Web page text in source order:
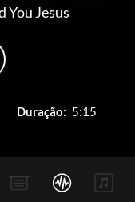
You Jesus
Duração: 5:15